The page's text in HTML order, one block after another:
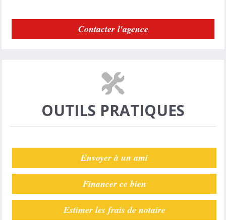
Contacter l'agence
OUTILS PRATIQUES
Envoyer à un ami
Financer ce bien
Estimer les frais de notaire